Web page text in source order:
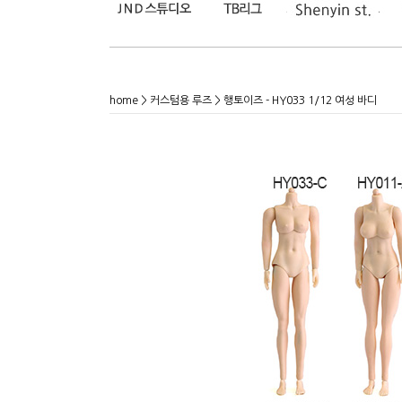
home > 커스텀용 루즈 > 행토이즈 - HY033 1/12 여성 바디